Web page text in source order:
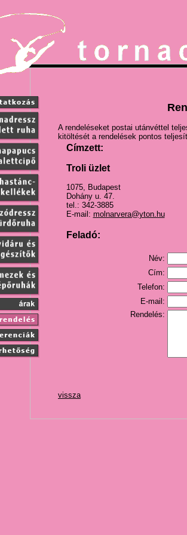
A rendeléseket postai utánvéttel
kitöltését a rendelések pontos
Címzett:
Troli üzlet
1075, Budapest
Dohány u. 47.
tel.: 342-3885
E-mail: molnarvera@yton.hu
Feladó:
Név:
Cím:
Telefon:
E-mail:
Rendelés:
vissza